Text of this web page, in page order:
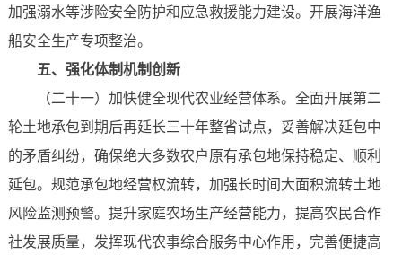
加强溺水等涉险安全防护和应急救援能力建设。开展海洋渔
船安全生产专项整治。
五、强化体制机制创新
（二十一）加快健全现代农业经营体系。全面开展第二
轮土地承包到期后再延长三十年整省试点，妥善解决延包中
的矛盾纠纷，确保绝大多数农户原有承包地保持稳定、顺利
延包。规范承包地经营权流转，加强长时间大面积流转土地
风险监测预警。提升家庭农场生产经营能力，提高农民合作
社发展质量，发挥现代农事综合服务中心作用，完善便捷高